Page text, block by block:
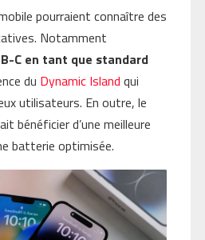
pourraient connaître des
Notamment
C en tant que standard
du Dynamic Island qui
utilisateurs. En outre, le
bénéficier d’une meilleure
batterie optimisée.